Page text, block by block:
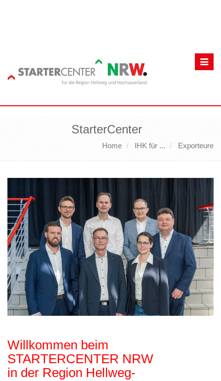
StarterCenter
Home IHK für ... Exporteure
Willkommen beim
STARTERCENTER NRW
in der Region Hellweg-